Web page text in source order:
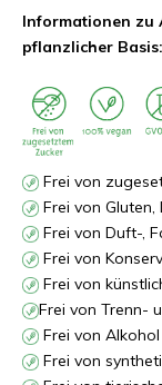
Informationen zu
pflanzlicher Basis:
Frei von
Frei von
Frei von Duft-,
Frei von
Frei von
Frei von Trenn-
Frei von Alkohol
Frei von